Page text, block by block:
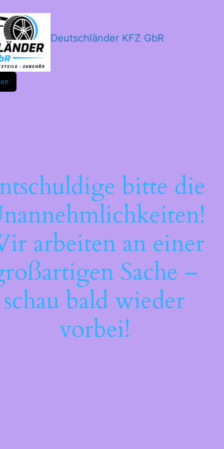
Deutschländer KFZ GbR
bitte die
arbeiten an einer
Sache –
schau bald wieder
vorbei!